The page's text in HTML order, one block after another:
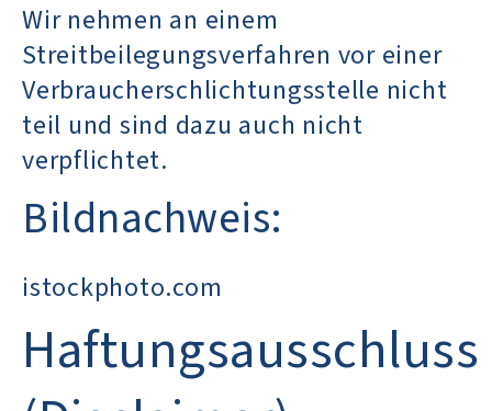
Wir nehmen an einem
Streitbeilegungsverfahren vor einer
Verbraucherschlichtungsstelle nicht
teil und sind dazu auch nicht
verpflichtet.
Bildnachweis:
istockphoto.com
Haftungsausschluss